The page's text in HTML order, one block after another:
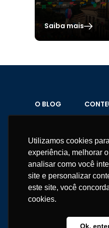
Utilizamos cookies
experiência, melhorar
analisar como você
site e personalizar
este site, você
cookies.
Ok,
Saiba mais
O BLOG
Materiais
Fale conosco
RH
WhatsApp:
11 95681-